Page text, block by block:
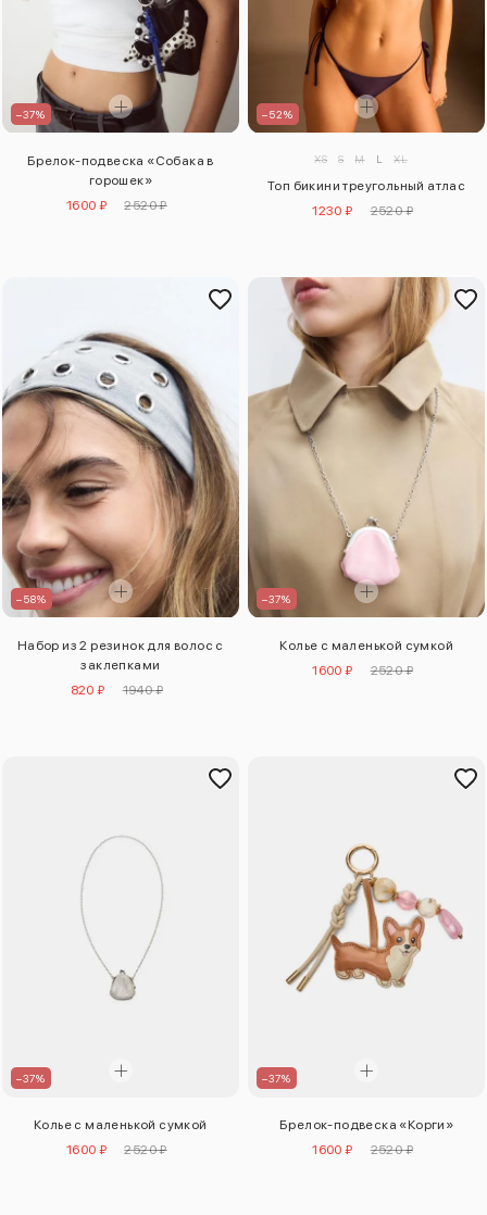
–37%
Брелок-подвеска «Собака в
горошек»
1600 ₽
2520 ₽
–52%
XS S M L XL
Топ бикини треугольный атлас
1230 ₽
2520 ₽
–58%
Набор из 2 резинок для волос с
заклепками
820 ₽
1940 ₽
–37%
Колье с маленькой сумкой
1600 ₽
2520 ₽
–37%
Колье с маленькой сумкой
1600 ₽
2520 ₽
–37%
Брелок-подвеска «Корги»
1600 ₽
2520 ₽